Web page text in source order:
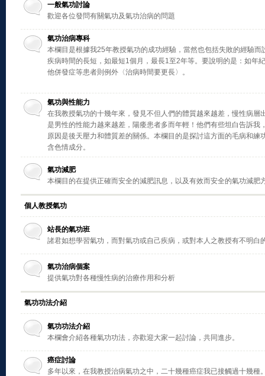
一般氣功討論
歡迎各位發問有關氣功及氣功治病的問題
氣功治病專科
本欄目是根據我25年教授氣功的成功經驗，當然也包括失敗的經驗而
疾病時間的長短，如最短1個月，最長1至2年等。要說明的是：如年
他併發症等患者則例外〈治病時間要更長〉。
氣功與性能力
在我教授氣功的十幾年來，發見不但人們的體質越來越差，慢性病層
是男性的性能力越來越差，陽痿患者多而年輕！他們有些坦白告訴我
原因是後天壓力和體質差的關係。本欄目的是探討這方面的毛病和練
含色情成分。
氣功減肥
本欄目的在提供正確而安全的減肥訊息，以及有效而安全的氣功減肥
個人教授氣功
站長的氣功班
諸君如想學習氣功，而對氣功或自己疾病，或對本人之教授有不明白
氣功治病個案
提供氣功對各種慢性病的治療作用和分析
氣功功法介紹
氣功功法介紹
本欄會介紹各種氣功功法，亦歡迎大家一起討論，共同進步。
癌症討論
多年以來，在我教授治病氣功之中，二十幾種癌症我已接觸過十幾種